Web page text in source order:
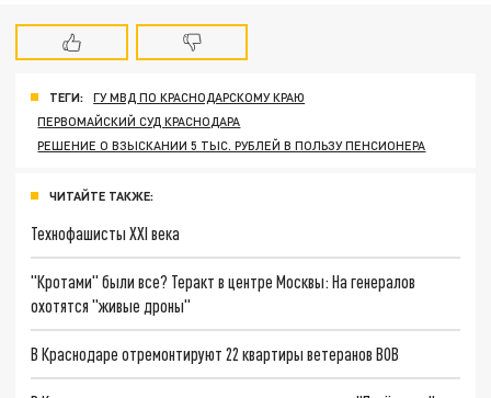
ТЕГИ:
ГУ МВД ПО КРАСНОДАРСКОМУ КРАЮ
ПЕРВОМАЙСКИЙ СУД КРАСНОДАРА
РЕШЕНИЕ О ВЗЫСКАНИИ 5 ТЫС. РУБЛЕЙ В ПОЛЬЗУ ПЕНСИОНЕРА
ЧИТАЙТЕ ТАКЖЕ:
Технофашисты XXI века
"Кротами" были все? Теракт в центре Москвы: На генералов
охотятся "живые дроны"
В Краснодаре отремонтируют 22 квартиры ветеранов ВОВ